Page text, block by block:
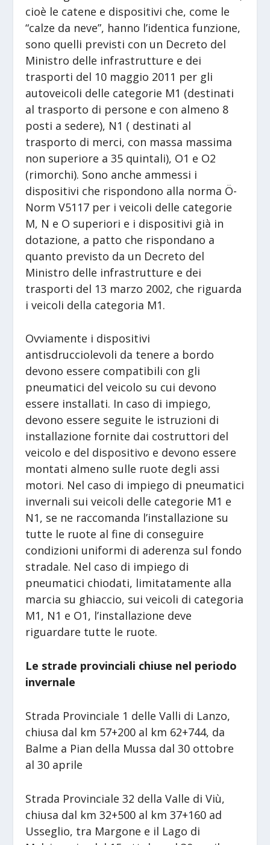
cioè le catene e dispositivi che, come le
“calze da neve”, hanno l’identica funzione,
sono quelli previsti con un Decreto del
Ministro delle infrastrutture e dei
trasporti del 10 maggio 2011 per gli
autoveicoli delle categorie M1 (destinati
al trasporto di persone e con almeno 8
posti a sedere), N1 ( destinati al
trasporto di merci, con massa massima
non superiore a 35 quintali), O1 e O2
(rimorchi). Sono anche ammessi i
dispositivi che rispondono alla norma Ö-
Norm V5117 per i veicoli delle categorie
M, N e O superiori e i dispositivi già in
dotazione, a patto che rispondano a
quanto previsto da un Decreto del
Ministro delle infrastrutture e dei
trasporti del 13 marzo 2002, che riguarda
i veicoli della categoria M1.
Ovviamente i dispositivi
antisdrucciolevoli da tenere a bordo
devono essere compatibili con gli
pneumatici del veicolo su cui devono
essere installati. In caso di impiego,
devono essere seguite le istruzioni di
installazione fornite dai costruttori del
veicolo e del dispositivo e devono essere
montati almeno sulle ruote degli assi
motori. Nel caso di impiego di pneumatici
invernali sui veicoli delle categorie M1 e
N1, se ne raccomanda l’installazione su
tutte le ruote al fine di conseguire
condizioni uniformi di aderenza sul fondo
stradale. Nel caso di impiego di
pneumatici chiodati, limitatamente alla
marcia su ghiaccio, sui veicoli di categoria
M1, N1 e O1, l’installazione deve
riguardare tutte le ruote.
Le strade provinciali chiuse nel periodo
invernale
Strada Provinciale 1 delle Valli di Lanzo,
chiusa dal km 57+200 al km 62+744, da
Balme a Pian della Mussa dal 30 ottobre
al 30 aprile
Strada Provinciale 32 della Valle di Viù,
chiusa dal km 32+500 al km 37+160 ad
Usseglio, tra Margone e il Lago di